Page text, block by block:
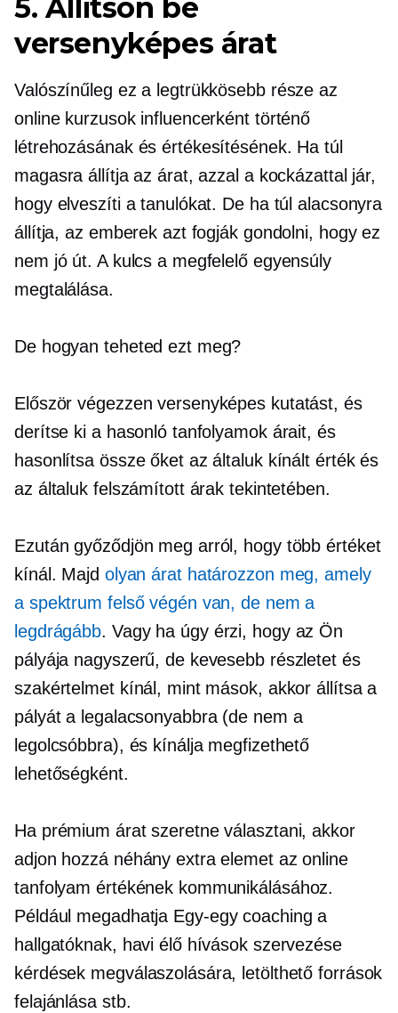
5. Állítson be
versenyképes árat
Valószínűleg ez a legtrükkösebb része az
online kurzusok influencerként történő
létrehozásának és értékesítésének. Ha túl
magasra állítja az árat, azzal a kockázattal jár,
hogy elveszíti a tanulókat. De ha túl alacsonyra
állítja, az emberek azt fogják gondolni, hogy ez
nem jó út. A kulcs a megfelelő egyensúly
megtalálása.
De hogyan teheted ezt meg?
Először végezzen versenyképes kutatást, és
derítse ki a hasonló tanfolyamok árait, és
hasonlítsa össze őket az általuk kínált érték és
az általuk felszámított árak tekintetében.
Ezután győződjön meg arról, hogy több értéket
kínál. Majd olyan árat határozzon meg, amely
a spektrum felső végén van, de nem a
legdrágább. Vagy ha úgy érzi, hogy az Ön
pályája nagyszerű, de kevesebb részletet és
szakértelmet kínál, mint mások, akkor állítsa a
pályát a legalacsonyabbra (de nem a
legolcsóbbra), és kínálja megfizethető
lehetőségként.
Ha prémium árat szeretne választani, akkor
adjon hozzá néhány extra elemet az online
tanfolyam értékének kommunikálásához.
Például megadhatja Egy-egycoaching a
hallgatóknak, havi élő hívások szervezése
kérdések megválaszolására, letölthető források
felajánlása stb.